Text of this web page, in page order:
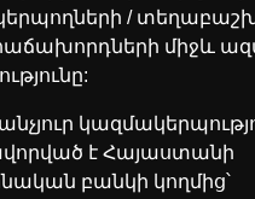
/
միջև
է Հայաստանի
բանկի կողմից՝